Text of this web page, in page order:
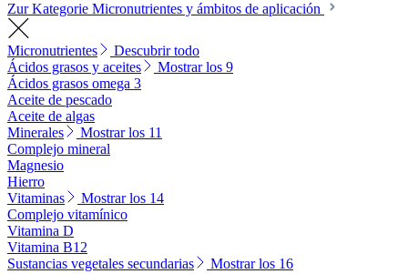
Zur Kategorie Micronutrientes y ámbitos de aplicación
Micronutrientes
Descubrir todo
Ácidos grasos y aceites
Mostrar los 9
Ácidos grasos omega 3
Aceite de pescado
Aceite de algas
Minerales
Mostrar los 11
Complejo mineral
Magnesio
Hierro
Vitaminas
Mostrar los 14
Complejo vitamínico
Vitamina D
Vitamina B12
Sustancias vegetales secundarias
Mostrar los 16